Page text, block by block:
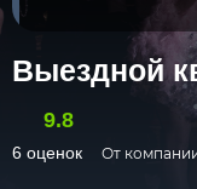
Выездной
9.8
6 оценок От